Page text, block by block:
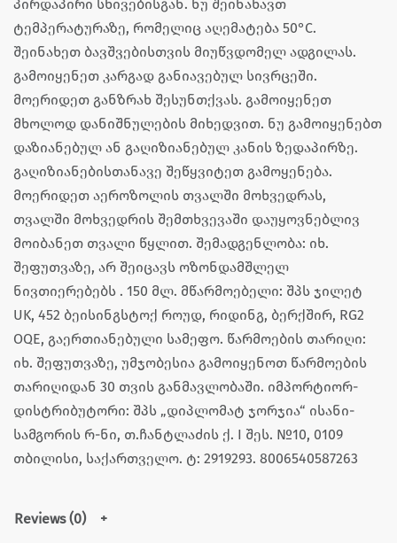
პირდაპირი სხივებისგან. ნუ შეინახავთ
ტემპერატურაზე, რომელიც აღემატება 50°C.
შეინახეთ ბავშვებისთვის მიუწვდომელ ადგილას.
გამოიყენეთ კარგად განიავებულ სივრცეში.
მოერიდეთ განზრახ შესუნთქვას. გამოიყენეთ
მხოლოდ დანიშნულების მიხედვით. ნუ გამოიყენებთ
დაზიანებულ ან გაღიზიანებულ კანის ზედაპირზე.
გაღიზიანებისთანავე შეწყვიტეთ გამოყენება.
მოერიდეთ აეროზოლის თვალში მოხვედრას,
თვალში მოხვედრის შემთხვევაში დაუყოვნებლივ
მოიბანეთ თვალი წყლით. შემადგენლობა: იხ.
შეფუთვაზე, არ შეიცავს ოზონდამშლელ
ნივთიერებებს . 150 მლ. მწარმოებელი: შპს ჯილეტ
UK, 452 ბეისინგსტოქ როუდ, რიდინგ, ბერქშირ, RG2
OQE, გაერთიანებული სამეფო. წარმოების თარიღი:
იხ. შეფუთვაზე, უმჯობესია გამოიყენოთ წარმოების
თარიღიდან 30 თვის განმავლობაში. იმპორტიორ-
დისტრიბუტორი: შპს „დიპლომატ ჯორჯია“ ისანი-
სამგორის რ-ნი, თ.ჩანტლაძის ქ. I შეს. №10, 0109
თბილისი, საქართველო. ტ: 2919293. 8006540587263
Reviews (0)